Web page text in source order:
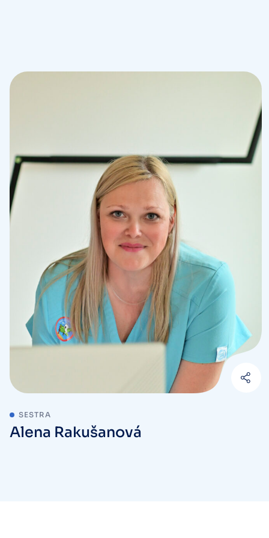
SESTRA
Alena Rakušanová